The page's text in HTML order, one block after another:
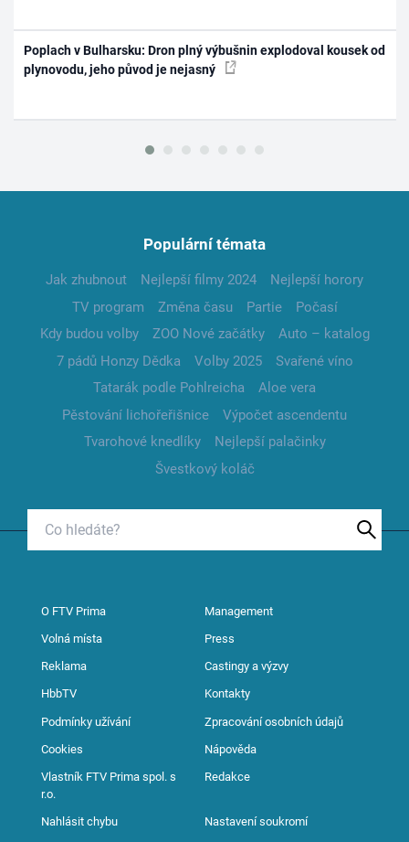
Poplach v Bulharsku: Dron plný výbušnin explodoval kousek od
plynovodu, jeho původ je nejasný
Populární témata
Jak zhubnout Nejlepší filmy 2024
Nejlepší horory
TV program
Změna času Partie
Počasí
Kdy budou volby
ZOO Nové začátky
Auto – katalog
7 pádů Honzy Dědka
Volby 2025
Svařené víno
Tatarák podle Pohlreicha
Aloe vera
Pěstování lichořeřišnice
Výpočet ascendentu
Tvarohové knedlíky
Nejlepší palačinky
Švestkový koláč
O FTV Prima Management
Volná místa Press
Reklama Castingy a výzvy
HbbTV Kontakty
Podmínky užívání Zpracování osobních údajů
Cookies Nápověda
Vlastník FTV Prima spol. s
r.o.
Redakce
Nahlásit chybu Nastavení soukromí